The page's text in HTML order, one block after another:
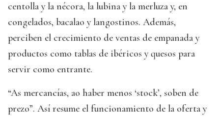
centolla y la nécora, la lubina y la merluza y, en
congelados, bacalao y langostinos. Además,
perciben el crecimiento de ventas de empanada y
productos como tablas de ibéricos y quesos para
servir como entrante.
“As mercancías, ao haber menos ‘stock’, soben de
prezo”. Así resume el funcionamiento de la oferta y